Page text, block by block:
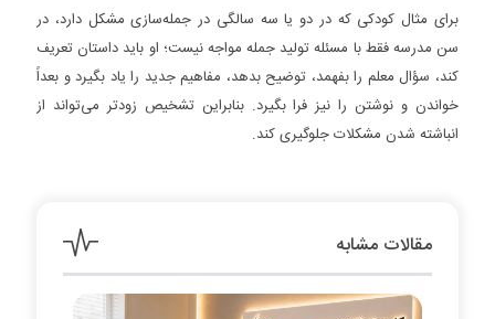
برای مثال کودکی که در دو یا سه سالگی در جمله‌سازی مشکل دارد، در
سن مدرسه فقط با مسئله تولید جمله مواجه نیست؛ او باید داستان تعریف
کند، سؤال معلم را بفهمد، توضیح بدهد، مفاهیم جدید را یاد بگیرد و بعداً
خواندن و نوشتن را نیز فرا بگیرد. بنابراین تشخیص زودتر می‌تواند از
انباشته شدن مشکلات جلوگیری کند.
مقالات مشابه